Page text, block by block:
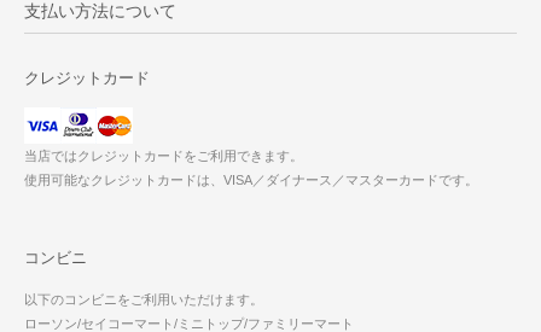
支払い方法について
クレジットカード
当店ではクレジットカードをご利用できます。
使用可能なクレジットカードは、VISA／ダイナース／マスターカードです。
コンビニ
以下のコンビニをご利用いただけます。
ローソン/セイコーマート/ミニトップ/ファミリーマート